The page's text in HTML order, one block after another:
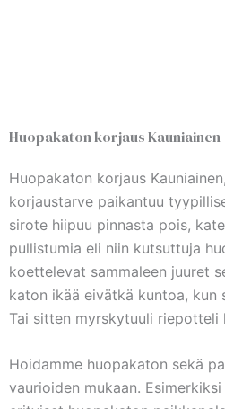
Huopakaton korjaus
Huopakaton korjaus
korjaustarve paikantuu
sirote hiipuu pinnasta pois,
pullistumia eli niin kutsuttuja
koettelevat sammaleen juuret
katon ikää eivätkä kuntoa,
Tai sitten myrskytuuli
Hoidamme huopakaton sekä
vaurioiden mukaan.